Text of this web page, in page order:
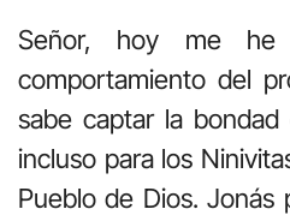
Señor, hoy me he
comportamiento del
sabe captar la
incluso para los
Pueblo de Dios. Jonás